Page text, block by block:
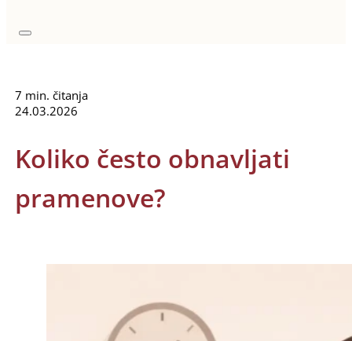
7 min. čitanja
24.03.2026
Koliko često obnavljati
pramenove?